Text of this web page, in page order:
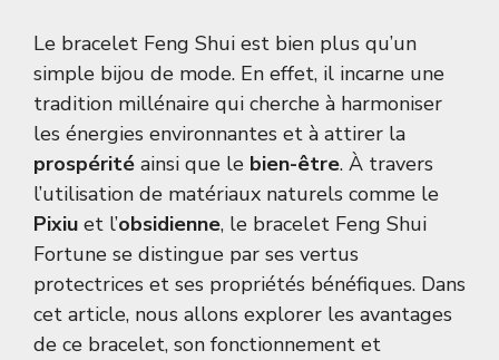
Le bracelet Feng Shui est bien plus qu’un
simple bijou de mode. En effet, il incarne une
tradition millénaire qui cherche à harmoniser
les énergies environnantes et à attirer la
prospérité ainsi que le bien-être. À travers
l’utilisation de matériaux naturels comme le
Pixiu et l’obsidienne, le bracelet Feng Shui
Fortune se distingue par ses vertus
protectrices et ses propriétés bénéfiques. Dans
cet article, nous allons explorer les avantages
de ce bracelet, son fonctionnement et